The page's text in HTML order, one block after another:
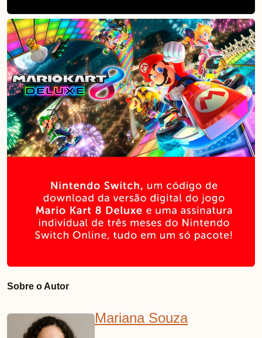
Sobre o Autor
Mariana Souza